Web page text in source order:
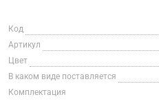
Код
Артикул
Цвет
В каком виде поставляется
Комплектация